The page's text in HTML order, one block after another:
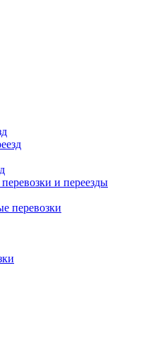
и переезды
перевозки